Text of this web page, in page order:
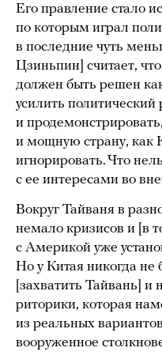
Его правление стало
по которым играл
в последние чуть
Цзиньпин] считает, что
должен быть решен
усилить
и
и мощную страну, как
игнорировать. Что
с ее интересами во
Вокруг Тайваня в
немало кризисов и [в
с Америкой уже
Но у Китая никогда
[захватить Тайвань] и
риторики, которая
из реальных
вооруженное